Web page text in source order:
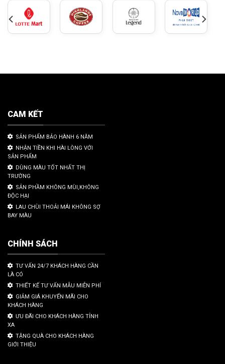
CAM KẾT
SẢN PHẨM BẢO HÀNH 6 NĂM
NHẬN TIỀN KHI HÀI LÒNG VỚI
SẢN PHẨM
DÙNG MÀU TỐT NHẤT THỊ
TRƯỜNG
SẢN PHẦM KHÔNG MÙI,KHÔNG
ĐỘC HẠI
LAU CHÙI THOẢI MÁI KHÔNG SỢ
BAY MÀU
CHÍNH SÁCH
TƯ VẤN 24/7 KHÁCH HÀNG CẦN
LÀ CÓ
THIẾT KẾ TƯ VẤN MẪU MIỄN PHÍ
GIẢM GIÁ KHUYẾN MÃI CHO
KHÁCH HÀNG
ƯU ĐÃI CHO KHÁCH HÀNG TỈNH
XA
TẶNG QUÀ CHO KHÁCH HÀNG
GIỚI THIỆU